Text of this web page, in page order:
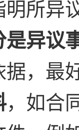
明所异
是异议
，最
，如合